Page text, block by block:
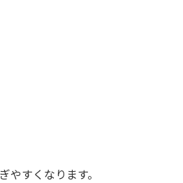
やすくなります。